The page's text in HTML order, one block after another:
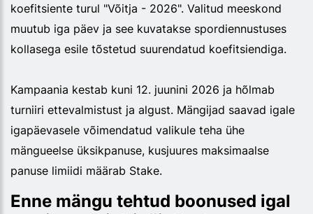
koefitsiente turul "Võitja - 2026". Valitud meeskond
muutub iga päev ja see kuvatakse spordiennustuses
kollasega esile tõstetud suurendatud koefitsiendiga.
Kampaania kestab kuni 12. juunini 2026 ja hõlmab
turniiri ettevalmistust ja algust. Mängijad saavad igale
igapäevasele võimendatud valikule teha ühe
mängueelse üksikpanuse, kusjuures maksimaalse
panuse limiidi määrab Stake.
Enne mängu tehtud boonused igal